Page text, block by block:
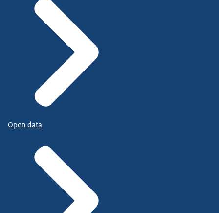
Open data